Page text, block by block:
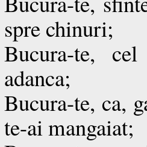
spre chinuri;
Bucura-te,
adanca;
Bucura-te, ca,
te-ai mangaiat;